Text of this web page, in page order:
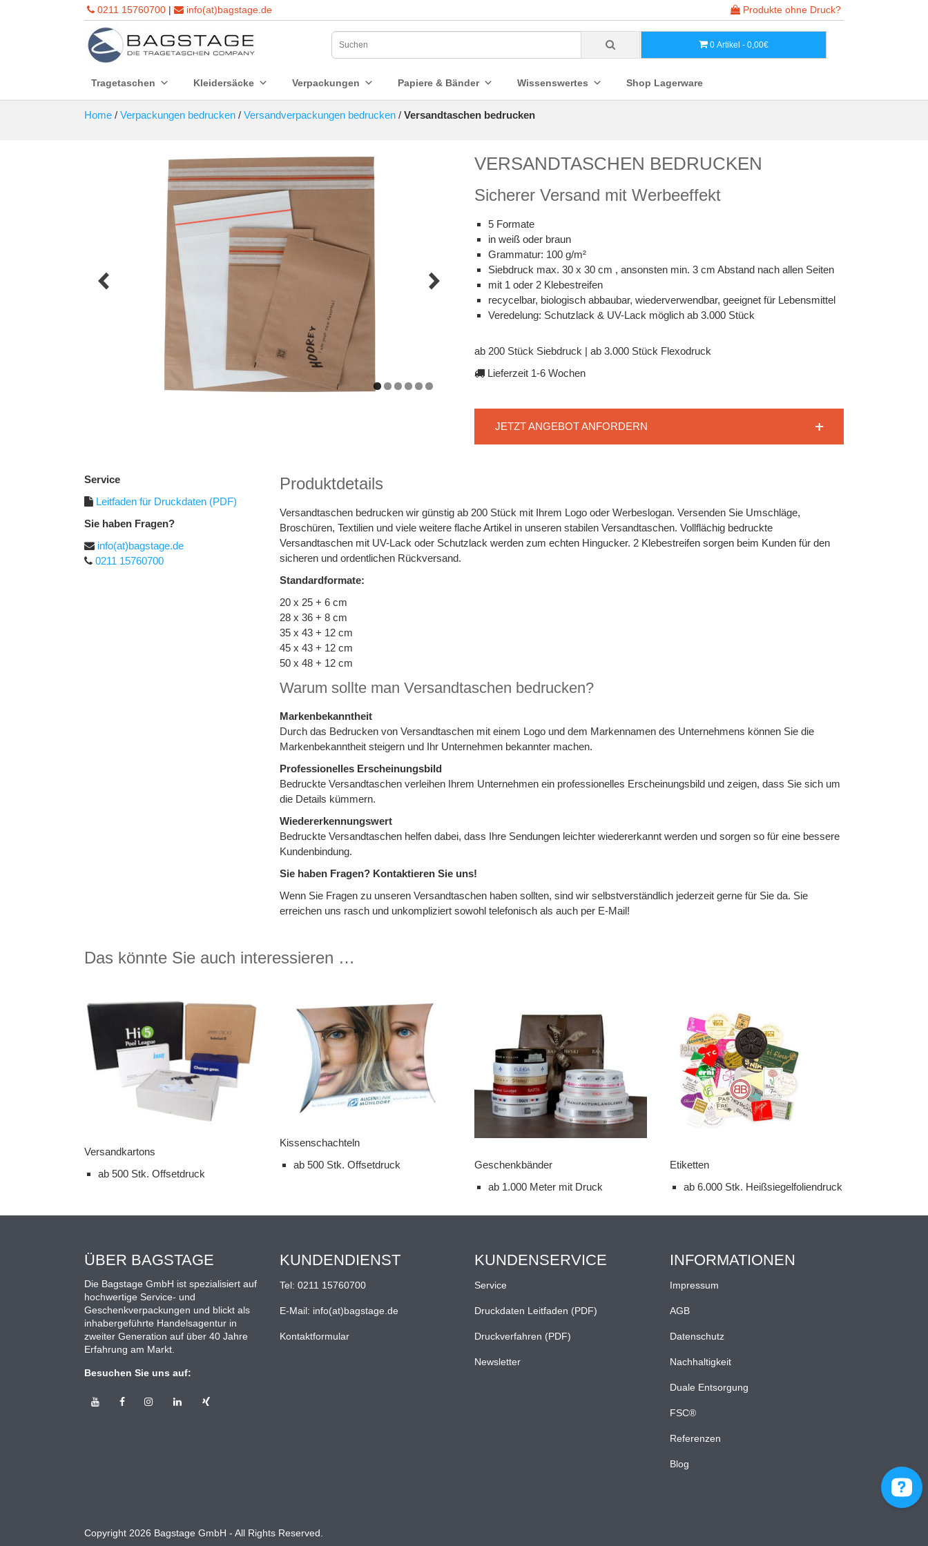
0211 15760700 | info(at)bagstage.de Produkte ohne Druck?
0 Artikel - 0,00€
Tragetaschen Kleidersäcke Verpackungen Papiere & Bänder Wissenswertes Shop Lagerware
Home / Verpackungen bedrucken / Versandverpackungen bedrucken / Versandtaschen bedrucken
VERSANDTASCHEN BEDRUCKEN
Sicherer Versand mit Werbeeffekt
5 Formate
in weiß oder braun
Grammatur: 100 g/m²
Siebdruck max. 30 x 30 cm , ansonsten min. 3 cm Abstand nach allen Seiten
mit 1 oder 2 Klebestreifen
recycelbar, biologisch abbaubar, wiederverwendbar, geeignet für Lebensmittel
Veredelung: Schutzlack & UV-Lack möglich ab 3.000 Stück
ab 200 Stück Siebdruck | ab 3.000 Stück Flexodruck
Lieferzeit 1-6 Wochen
JETZT ANGEBOT ANFORDERN
Service
Leitfaden für Druckdaten (PDF)
Sie haben Fragen?
info(at)bagstage.de
0211 15760700
Produktdetails
Versandtaschen bedrucken wir günstig ab 200 Stück mit Ihrem Logo oder Werbeslogan. Versenden Sie Umschläge,
Broschüren, Textilien und viele weitere flache Artikel in unseren stabilen Versandtaschen. Vollflächig bedruckte
Versandtaschen mit UV-Lack oder Schutzlack werden zum echten Hingucker. 2 Klebestreifen sorgen beim Kunden für den
sicheren und ordentlichen Rückversand.
Standardformate:
20 x 25 + 6 cm
28 x 36 + 8 cm
35 x 43 + 12 cm
45 x 43 + 12 cm
50 x 48 + 12 cm
Warum sollte man Versandtaschen bedrucken?
Markenbekanntheit
Durch das Bedrucken von Versandtaschen mit einem Logo und dem Markennamen des Unternehmens können Sie die
Markenbekanntheit steigern und Ihr Unternehmen bekannter machen.
Professionelles Erscheinungsbild
Bedruckte Versandtaschen verleihen Ihrem Unternehmen ein professionelles Erscheinungsbild und zeigen, dass Sie sich um
die Details kümmern.
Wiedererkennungswert
Bedruckte Versandtaschen helfen dabei, dass Ihre Sendungen leichter wiedererkannt werden und sorgen so für eine bessere
Kundenbindung.
Sie haben Fragen? Kontaktieren Sie uns!
Wenn Sie Fragen zu unseren Versandtaschen haben sollten, sind wir selbstverständlich jederzeit gerne für Sie da. Sie
erreichen uns rasch und unkompliziert sowohl telefonisch als auch per E-Mail!
Das könnte Sie auch interessieren …
Versandkartons
ab 500 Stk. Offsetdruck
Kissenschachteln
ab 500 Stk. Offsetdruck
Geschenkbänder
ab 1.000 Meter mit Druck
Etiketten
ab 6.000 Stk. Heißsiegelfoliendruck
ÜBER BAGSTAGE
Die Bagstage GmbH ist spezialisiert auf
hochwertige Service- und
Geschenkverpackungen und blickt als
inhabergeführte Handelsagentur in
zweiter Generation auf über 40 Jahre
Erfahrung am Markt.
Besuchen Sie uns auf:
KUNDENDIENST
Tel: 0211 15760700
E-Mail: info(at)bagstage.de
Kontaktformular
KUNDENSERVICE
Service
Druckdaten Leitfaden (PDF)
Druckverfahren (PDF)
Newsletter
INFORMATIONEN
Impressum
AGB
Datenschutz
Nachhaltigkeit
Duale Entsorgung
FSC®
Referenzen
Blog
Copyright 2026 Bagstage GmbH - All Rights Reserved.